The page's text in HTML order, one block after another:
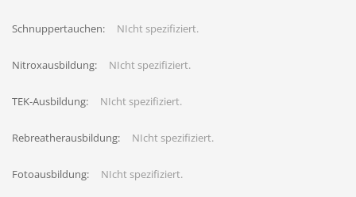
Schnuppertauchen: NIcht spezifiziert.
Nitroxausbildung: NIcht spezifiziert.
TEK-Ausbildung: NIcht spezifiziert.
Rebreatherausbildung: NIcht spezifiziert.
Fotoausbildung: NIcht spezifiziert.